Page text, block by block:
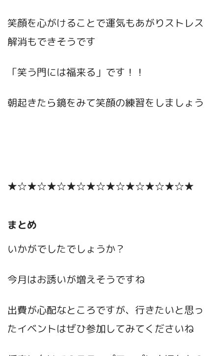
笑顔を心がけることで運気もあがりストレス
解消もできそうです
「笑う門には福来る」です！！
朝起きたら鏡をみて笑顔の練習をしましょう
★☆★☆★☆★☆★☆★☆★☆★☆★☆★
まとめ
いかがでしたでしょうか？
今月はお誘いが増えそうですね
出費が心配なところですが、行きたいと思っ
たイベントはぜひ参加してみてくださいね